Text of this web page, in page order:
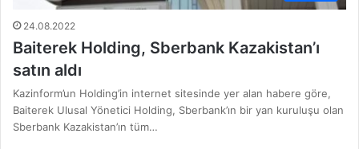
24.08.2022
Baiterek Holding, Sberbank Kazakistan’ı
satın aldı
Kazinform’un Holding’in internet sitesinde yer alan habere göre,
Baiterek Ulusal Yönetici Holding, Sberbank’ın bir yan kuruluşu olan
Sberbank Kazakistan’ın tüm…